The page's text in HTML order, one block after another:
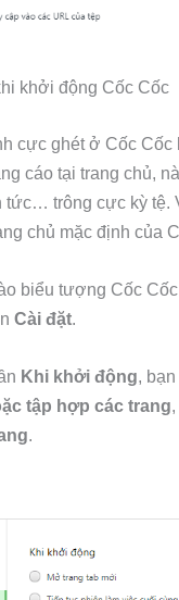
khởi động Cốc Cốc
cực ghét ở Cốc Cốc
cáo tại trang chủ,
tức… trông cực kỳ tệ.
chủ mặc định của
biểu tượng Cốc
Cài đặt.
Khi khởi động,
tập hợp các trang
.